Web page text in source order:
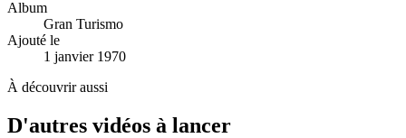
Album
Gran Turismo
Ajouté le
1 janvier 1970
À découvrir aussi
D'autres vidéos à lancer